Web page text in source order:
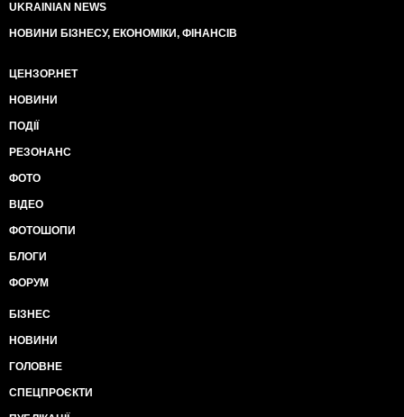
UKRAINIAN NEWS
НОВИНИ БІЗНЕСУ, ЕКОНОМІКИ, ФІНАНСІВ
ЦЕНЗОР.НЕТ
НОВИНИ
ПОДІЇ
РЕЗОНАНС
ФОТО
ВІДЕО
ФОТОШОПИ
БЛОГИ
ФОРУМ
БІЗНЕС
НОВИНИ
ГОЛОВНЕ
СПЕЦПРОЄКТИ